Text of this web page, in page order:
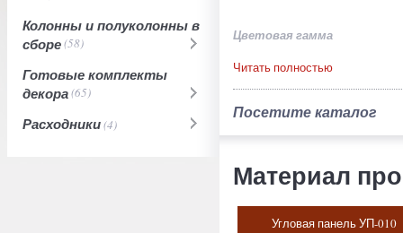
Колонны и полуколонны в
сборе(58)
Готовые комплекты
декора(65)
Расходники(4)
Цветовая гамма
Фасад особняка выдержан в
(традиционно
Читать полностью
Посетите каталог
Материал
Угловая панель УП-010